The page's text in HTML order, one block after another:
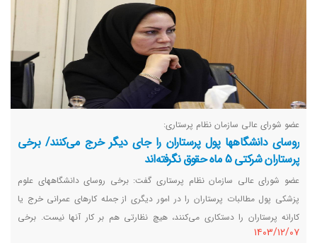
عضو شورای عالی سازمان نظام پرستاری:
روسای دانشگاهها پول پرستاران را جای دیگر خرج می‌کنند/ برخی
پرستاران شرکتی 5 ماه حقوق نگرفته‌اند
عضو شورای عالی سازمان نظام پرستاری گفت: برخی روسای دانشگاههای علوم
پزشکی پول مطالبات پرستاران را در امور دیگری از جمله کارهای عمرانی خرج یا
کارانه پرستاران را دستکاری می‌کنند، هیچ نظارتی هم بر کار آنها نیست. برخی
پرستاران شرکتی نیز 5 ماه هیچ حقوقی نگرفته‌اند اما کسی صدای آنها را نمی‌شنود.
١٤٠٣/١٢/٠٧